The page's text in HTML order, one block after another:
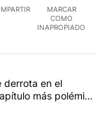
MARCAR
COMO
INAPROPIADO
en los
Tierras: ante el
derrota en el
más polémico